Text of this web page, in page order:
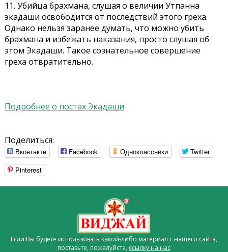
11. Убийца брахмана, слушая о величии Утпанна
экадаши освободится от последствий этого греха.
Однако нельзя заранее думать, что можно убить
брахмана и избежать наказания, просто слушая об
этом Экадаши. Такое сознательное совершение
греха отвратительно.
Подробнее о постах Экадаши
Поделиться:
Вконтакте Facebook Одноклассники
Twitter
Pinterest
Если Вы будете использовать какой-либо материал с нашего сайта,
поставьте, пожалуйста, ссылку на нас